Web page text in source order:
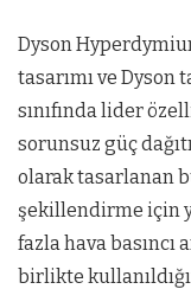
Dyson
tasarımı ve
sınıfında lider
sorunsuz güç
olarak tasarlanan
şekillendirme için
fazla hava basıncı
birlikte